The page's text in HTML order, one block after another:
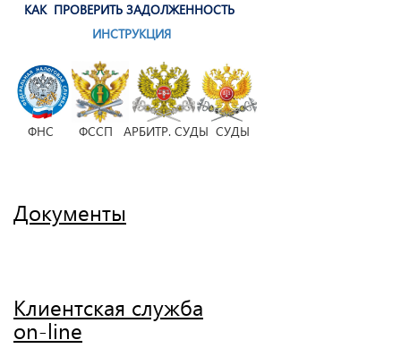
КАК ПРОВЕРИТЬ ЗАДОЛЖЕННОСТЬ
ИНСТРУКЦИЯ
ФНС ФССП АРБИТР. СУДЫ СУДЫ
Документы
Клиентская служба
on-line